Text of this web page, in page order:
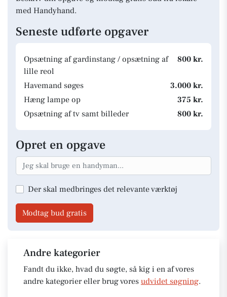
med Handyhand.
Seneste udførte opgaver
Opsætning af gardinstang / opsætning af
lille reol
800 kr.
Havemand søges
3.000 kr.
Hæng lampe op
375 kr.
Opsætning af tv samt billeder
800 kr.
Opret en opgave
Der skal medbringes det relevante værktøj
Modtag bud gratis
Andre kategorier
Fandt du ikke, hvad du søgte, så kig i en af vores
andre kategorier eller brug vores udvidet søgning.